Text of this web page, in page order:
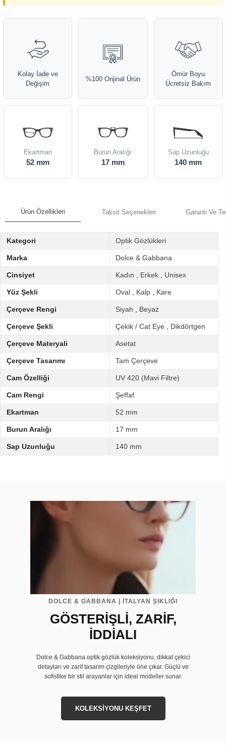
Kolay İade ve
Değişim
%100 Orijinal Ürün
Ömür Boyu
Ücretsiz Bakım
Ekartman
52 mm
Burun Aralığı
17 mm
Sap Uzunluğu
140 mm
Ürün Özellikleri Taksit Seçenekleri Garanti Ve
Kategori Optik Gözlükleri
Marka Dolce & Gabbana
Cinsiyet Kadın Erkek Unisex
Yüz Şekli Oval Kalp Kare
Çerçeve Rengi Siyah Beyaz
Çerçeve Şekli Çekik / Cat Eye Dikdörtgen
Çerçeve Materyali Asetat
Çerçeve Tasarımı Tam Çerçeve
Cam Özelliği UV 420 (Mavi Filtre)
Cam Rengi Şeffaf
Ekartman 52 mm
Burun Aralığı 17 mm
Sap Uzunluğu 140 mm
DOLCE & GABBANA | İTALYAN ŞIKLIĞI
GÖSTERİŞLİ, ZARİF,
İDDİALI
Dolce & Gabbana optik gözlük koleksiyonu, dikkat çekici
detayları ve zarif tasarım çizgileriyle öne çıkar. Güçlü ve
sofistike bir stil arayanlar için ideal modeller sunar.
KOLEKSİYONU KEŞFET